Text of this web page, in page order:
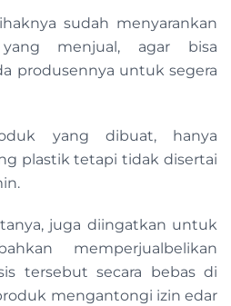
sudah menyarankan
menjual, agar bisa
produsennya untuk segera
yang dibuat, hanya
plastik tetapi tidak disertai
juga diingatkan untuk
memperjualbelikan
tersebut secara bebas di
mengantongi izin edar